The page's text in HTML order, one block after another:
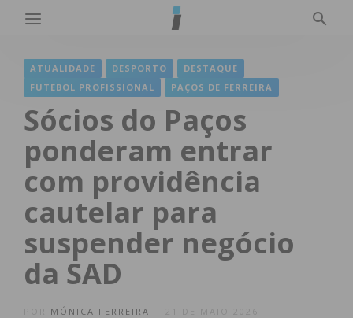
ATUALIDADE DESPORTO
DESTAQUE
FUTEBOL PROFISSIONAL
PAÇOS DE FERREIRA
Sócios do Paços
ponderam entrar
com providência
cautelar para
suspender negócio
da SAD
MÓNICA FERREIRA 21 DE MAIO 2026